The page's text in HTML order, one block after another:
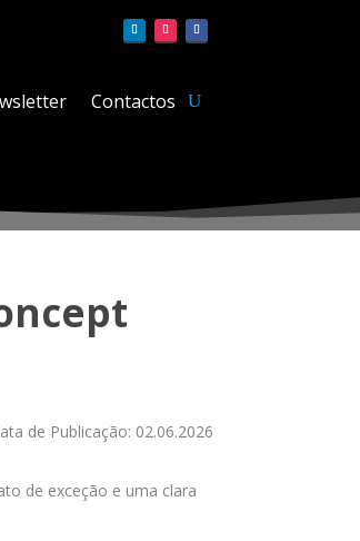
Contactos
de Publicação: 02.06.2026
de exceção e uma clara